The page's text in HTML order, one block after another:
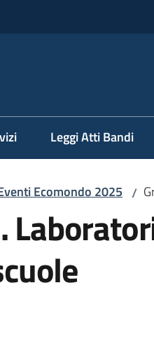
Leggi Atti Bandi
Ecomondo 2025 /